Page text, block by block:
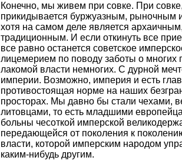
Конечно, мы живем при совке. При
прикидывается буржуазным, рыночным
хотя на самом деле является
традиционным. И если откинуть все
все равно останется советское
лицемерием по поводу заботы о многих
лакомой власти немногих. С дурной
империи. Возможно, империя и есть
противостоящая норме на наших
просторах. Мы давно бы стали чехами,
литовцами, то есть младшими
больны чесоткой имперской
передающейся от поколения к
власти, которой имперским народом
каким-нибудь другим.